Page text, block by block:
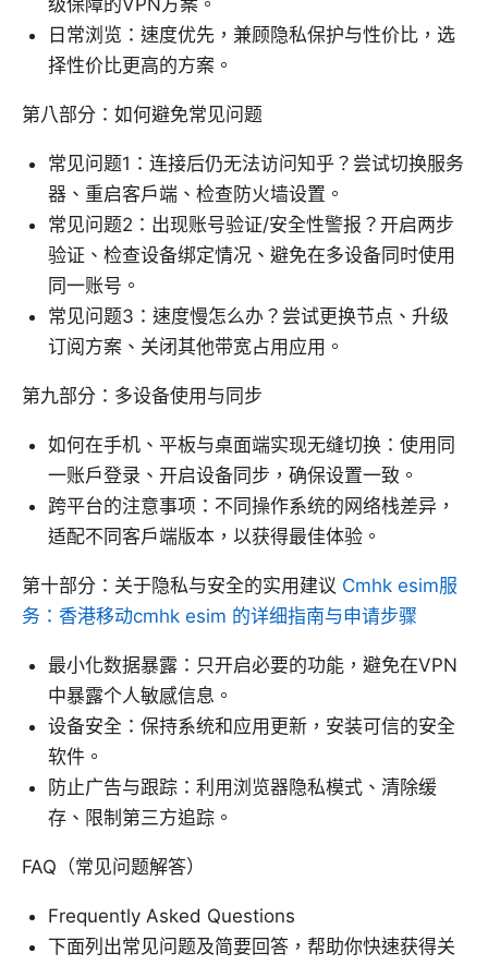
级保障的VPN方案。
日常浏览：速度优先，兼顾隐私保护与性价比，选
择性价比更高的方案。
第八部分：如何避免常见问题
常见问题1：连接后仍无法访问知乎？尝试切换服务
器、重启客户端、检查防火墙设置。
常见问题2：出现账号验证/安全性警报？开启两步
验证、检查设备绑定情况、避免在多设备同时使用
同一账号。
常见问题3：速度慢怎么办？尝试更换节点、升级
订阅方案、关闭其他带宽占用应用。
第九部分：多设备使用与同步
如何在手机、平板与桌面端实现无缝切换：使用同
一账户登录、开启设备同步，确保设置一致。
跨平台的注意事项：不同操作系统的网络栈差异，
适配不同客户端版本，以获得最佳体验。
第十部分：关于隐私与安全的实用建议 Cmhk esim服
务：香港移动cmhk esim 的详细指南与申请步骤
最小化数据暴露：只开启必要的功能，避免在VPN
中暴露个人敏感信息。
设备安全：保持系统和应用更新，安装可信的安全
软件。
防止广告与跟踪：利用浏览器隐私模式、清除缓
存、限制第三方追踪。
FAQ（常见问题解答）
Frequently Asked Questions
下面列出常见问题及简要回答，帮助你快速获得关